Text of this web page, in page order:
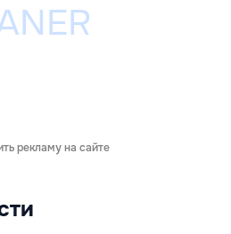
рекламу на сайте